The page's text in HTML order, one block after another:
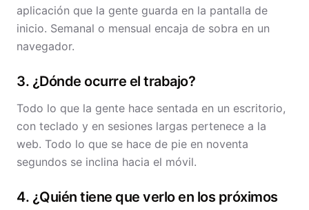
aplicación que la gente guarda en la pantalla de
inicio. Semanal o mensual encaja de sobra en un
navegador.
3. ¿Dónde ocurre el trabajo?
Todo lo que la gente hace sentada en un escritorio,
con teclado y en sesiones largas pertenece a la
web. Todo lo que se hace de pie en noventa
segundos se inclina hacia el móvil.
4. ¿Quién tiene que verlo en los próximos